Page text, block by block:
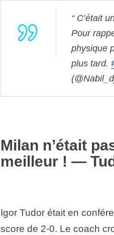
C’était
Pour
physique
plus tard.
Milan n’était
meilleur ! —
Igor Tudor était en
score de 2-0. Le coach